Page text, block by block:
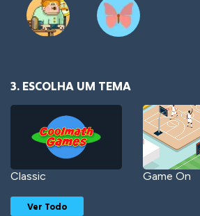
3. ESCOLHA UM TEMA
Classic Game On
Ver Todo